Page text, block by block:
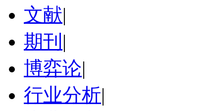
文献|
期刊 |
博弈论|
行业分析|